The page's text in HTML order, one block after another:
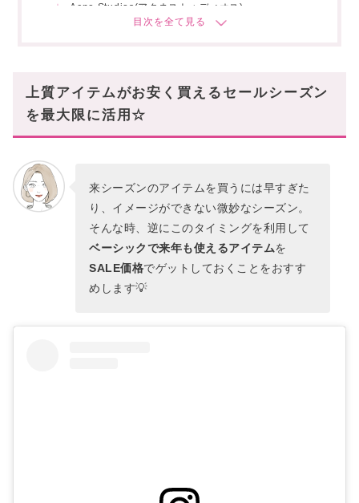
Acne Studios(アクネストゥディオス)
AMI PARIS(アミ パリス)
【ウールパンツ編】
BOTTEGA VENETA(ボッテガヴェネタ)
【ウールコート・ダウンジャケット編】
S Max Mara(エス マックスマーラ)
Max Mara(マックスマーラ)
上質アイテムがお安く買えるセールシーズン
を最大限に活用☆
来シーズンのアイテムを買うには早すぎた
り、イメージができない微妙なシーズン。
そんな時、逆にこのタイミングを利用して
ベーシックで来年も使えるアイテムを
SALE価格でゲットしておくことをおすす
めします💡